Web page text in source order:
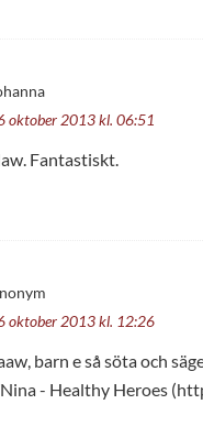
oktober 2013 kl. 06:51
Fantastiskt.
oktober 2013 kl. 12:26
barn e så söta och
- Healthy Heroes